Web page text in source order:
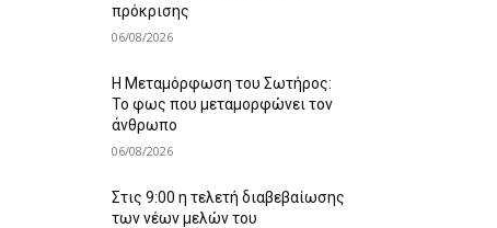
πρόκρισης
06/08/2026
Η Μεταμόρφωση του Σωτήρος:
Το φως που μεταμορφώνει τον
άνθρωπο
06/08/2026
Στις 9:00 η τελετή διαβεβαίωσης
των νέων μελών του